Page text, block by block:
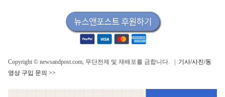
Copyright © newsandpost.com, 무단전제 및 재배포를 금합니다. | 기사/사진/동
영상 구입 문의 >>